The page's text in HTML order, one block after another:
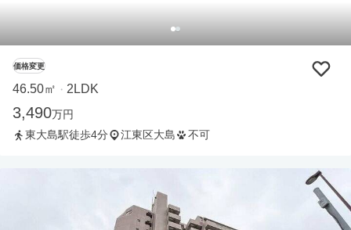
価格変更
46.50㎡ ・ 2LDK
3,490万円
東大島駅徒歩4分
江東区大島 不可